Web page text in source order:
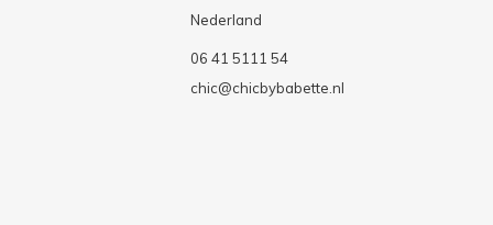
Nederland
06 41 5111 54
chic@chicbybabette.nl